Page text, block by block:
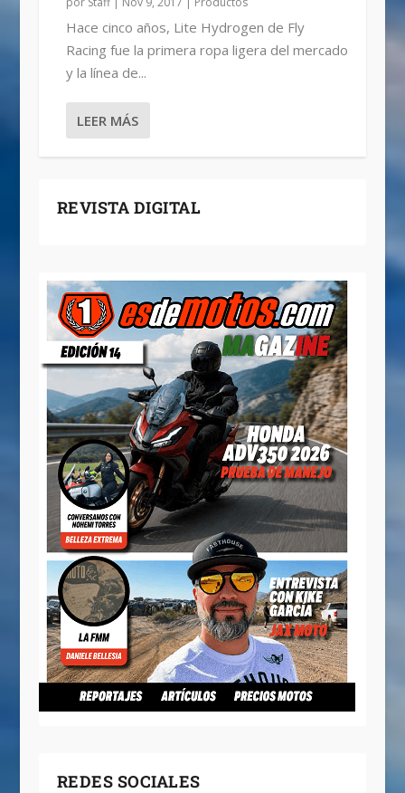
Hace cinco años, Lite Hydrogen de Fly
Racing fue la primera ropa ligera del mercado
y la línea de...
LEER MÁS
REVISTA DIGITAL
REDES SOCIALES